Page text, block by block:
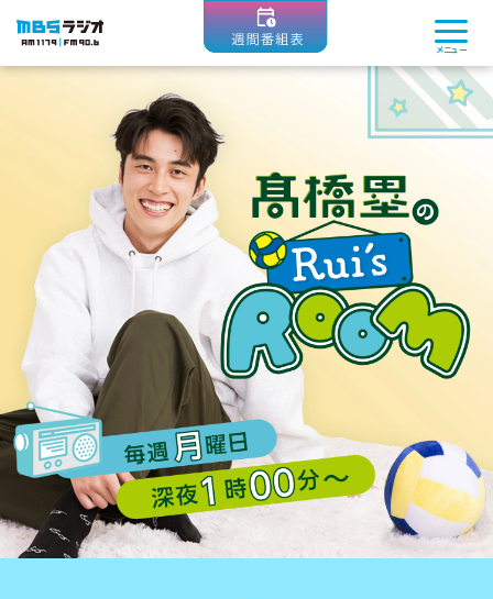
MBSラジオ 1179|FM90.6 メニュー